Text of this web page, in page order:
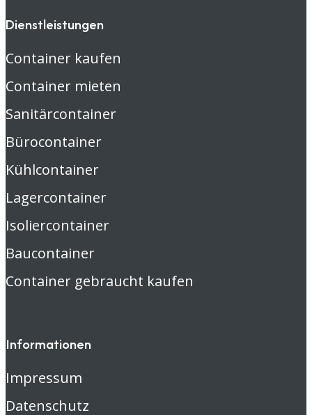
Dienstleistungen
Container kaufen
Container mieten
Sanitärcontainer
Bürocontainer
Kühlcontainer
Lagercontainer
Isoliercontainer
Baucontainer
Container gebraucht kaufen
Informationen
Impressum
Datenschutz